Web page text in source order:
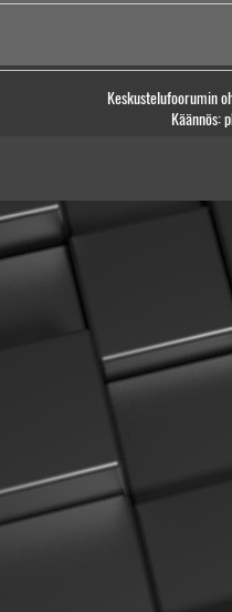
Keskustelufoorumin
Käännös: